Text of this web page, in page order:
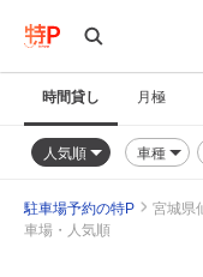
時間貸し 月極
人気順 車種
駐車場予約の特P
宮城県
車場・人気順